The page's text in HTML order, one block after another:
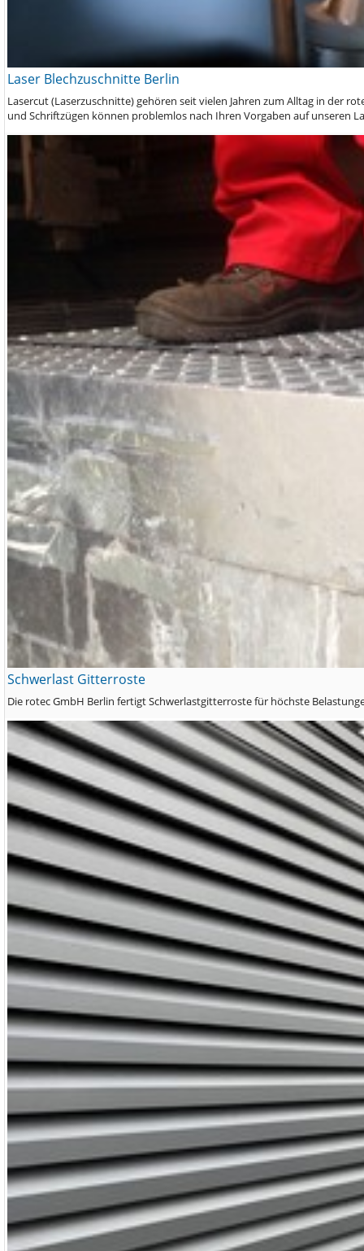
Laser Blechzuschnitte Berlin
Lasercut (Laserzuschnitte) gehören seit vielen Jahren zum Alltag in der
und Schriftzügen können problemlos nach Ihren Vorgaben auf unseren
Schwerlast Gitterroste
Die rotec GmbH Berlin fertigt Schwerlastgitterroste für höchste